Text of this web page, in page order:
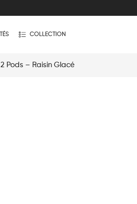
COLLECTION
Pods – Raisin Glacé